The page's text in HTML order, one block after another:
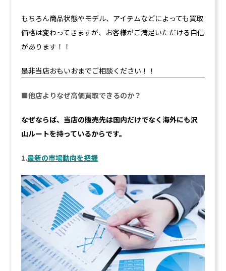
もちろん商品状態やモデル、アイテムなどによっても買取
価格は変わってきますが、お客様がご満足いただける自信
があります！！
是非当店おもいおまでご相談ください！！
■他店よりなぜ高価買取できるのか？
なぜならば、当店の販売先は国内だけでなく海外にも沢
山ルートを持っているからです。
1.最新の市場動向を把握